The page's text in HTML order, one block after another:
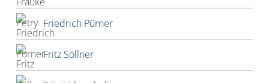
Friedrich Pürner
Fritz Söllner